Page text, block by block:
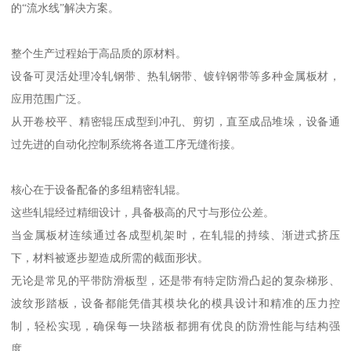
的“流水线”解决方案。
整个生产过程始于高品质的原材料。
设备可灵活处理冷轧钢带、热轧钢带、镀锌钢带等多种金属板材，
应用范围广泛。
从开卷校平、精密辊压成型到冲孔、剪切，直至成品堆垛，设备通
过先进的自动化控制系统将各道工序无缝衔接。
核心在于设备配备的多组精密轧辊。
这些轧辊经过精细设计，具备极高的尺寸与形位公差。
当金属板材连续通过各成型机架时，在轧辊的持续、渐进式挤压
下，材料被逐步塑造成所需的截面形状。
无论是常见的平带防滑板型，还是带有特定防滑凸起的复杂梯形、
波纹形踏板，设备都能凭借其模块化的模具设计和精准的压力控
制，轻松实现，确保每一块踏板都拥有优良的防滑性能与结构强
度。